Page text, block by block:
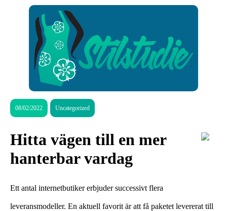
08/02/2022 Uncategorized
Hitta vägen till en mer
hanterbar vardag
Ett antal internetbutiker erbjuder successivt flera
leveransmodeller. En aktuell favorit är att få paketet levererat till